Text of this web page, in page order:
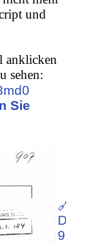
und
anklicken
sehen:
Sie
🔗
9.98